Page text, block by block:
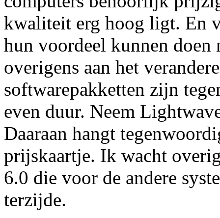
kwaliteit erg hoog ligt. En
hun voordeel kunnen
overigens aan het
softwarepakketten zijn
even duur. Neem
Daaraan hangt
prijskaartje. Ik wacht
6.0 die voor de andere
terzijde.